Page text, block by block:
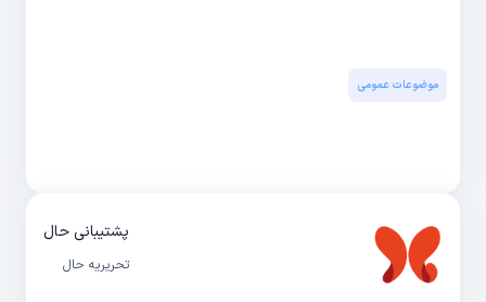
موضوعات عمومی
پشتیبانی حال
تحریریه حال